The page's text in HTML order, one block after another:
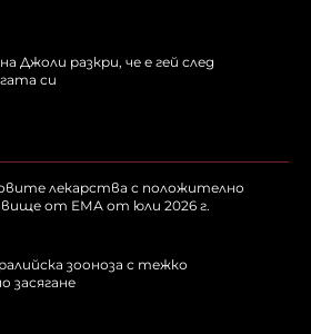
Джоли разкри, че е гей след
си
лекарства с положително
от ЕМА от юли 2026 г.
зооноза с тежко
засягане